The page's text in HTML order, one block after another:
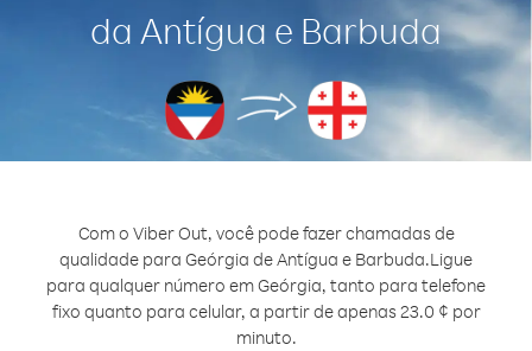
da Antígua e Barbuda
Com o Viber Out, você pode fazer chamadas de
qualidade para Geórgia de Antígua e Barbuda.Ligue
para qualquer número em Geórgia, tanto para telefone
fixo quanto para celular, a partir de apenas 23.0 ¢ por
minuto.